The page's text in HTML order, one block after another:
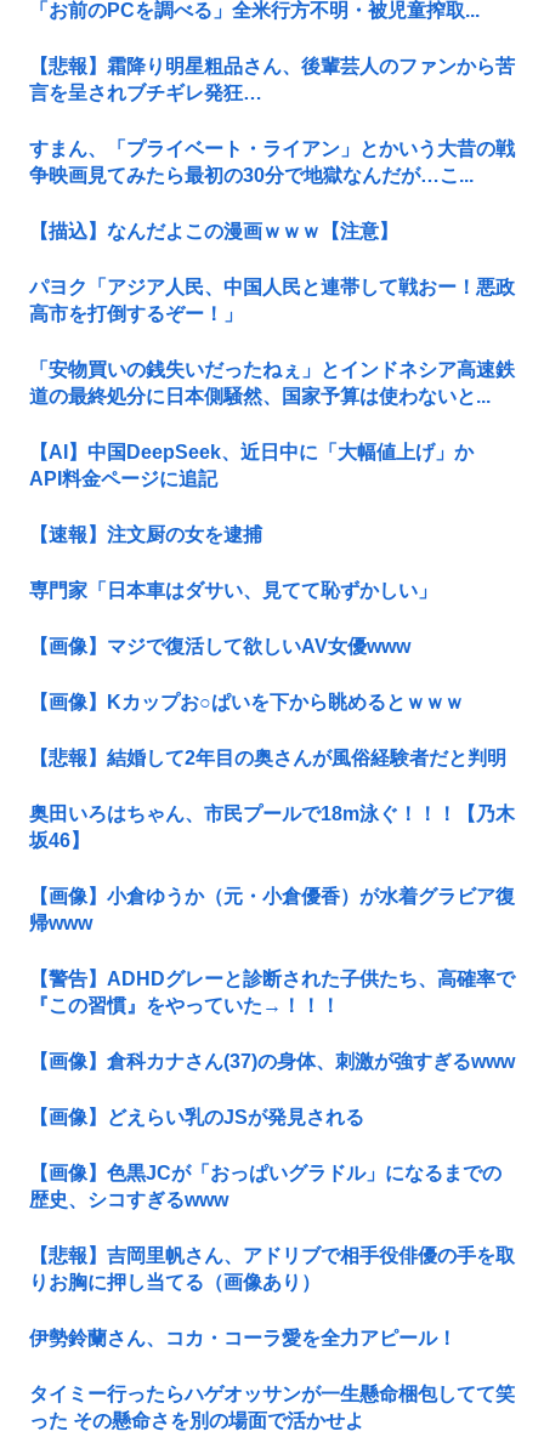
「お前のPCを調べる」全米行方不明・被児童搾取...
【悲報】霜降り明星粗品さん、後輩芸人のファンから苦
言を呈されブチギレ発狂…
すまん、「プライベート・ライアン」とかいう大昔の戦
争映画見てみたら最初の30分で地獄なんだが…こ...
【描込】なんだよこの漫画ｗｗｗ【注意】
パヨク「アジア人民、中国人民と連帯して戦おー！悪政
高市を打倒するぞー！」
「安物買いの銭失いだったねぇ」とインドネシア高速鉄
道の最終処分に日本側騒然、国家予算は使わないと...
【AI】中国DeepSeek、近日中に「大幅値上げ」か
API料金ページに追記
【速報】注文厨の女を逮捕
専門家「日本車はダサい、見てて恥ずかしい」
【画像】マジで復活して欲しいAV女優www
【画像】Kカップお○ぱいを下から眺めるとｗｗｗ
【悲報】結婚して2年目の奥さんが風俗経験者だと判明
奥田いろはちゃん、市民プールで18m泳ぐ！！！【乃木
坂46】
【画像】小倉ゆうか（元・小倉優香）が水着グラビア復
帰www
【警告】ADHDグレーと診断された子供たち、高確率で
『この習慣』をやっていた→！！！
【画像】倉科カナさん(37)の身体、刺激が強すぎるwww
【画像】どえらい乳のJSが発見される
【画像】色黒JCが「おっぱいグラドル」になるまでの
歴史、シコすぎるwww
【悲報】吉岡里帆さん、アドリブで相手役俳優の手を取
りお胸に押し当てる（画像あり）
伊勢鈴蘭さん、コカ・コーラ愛を全力アピール！
タイミー行ったらハゲオッサンが一生懸命梱包してて笑
った その懸命さを別の場面で活かせよ